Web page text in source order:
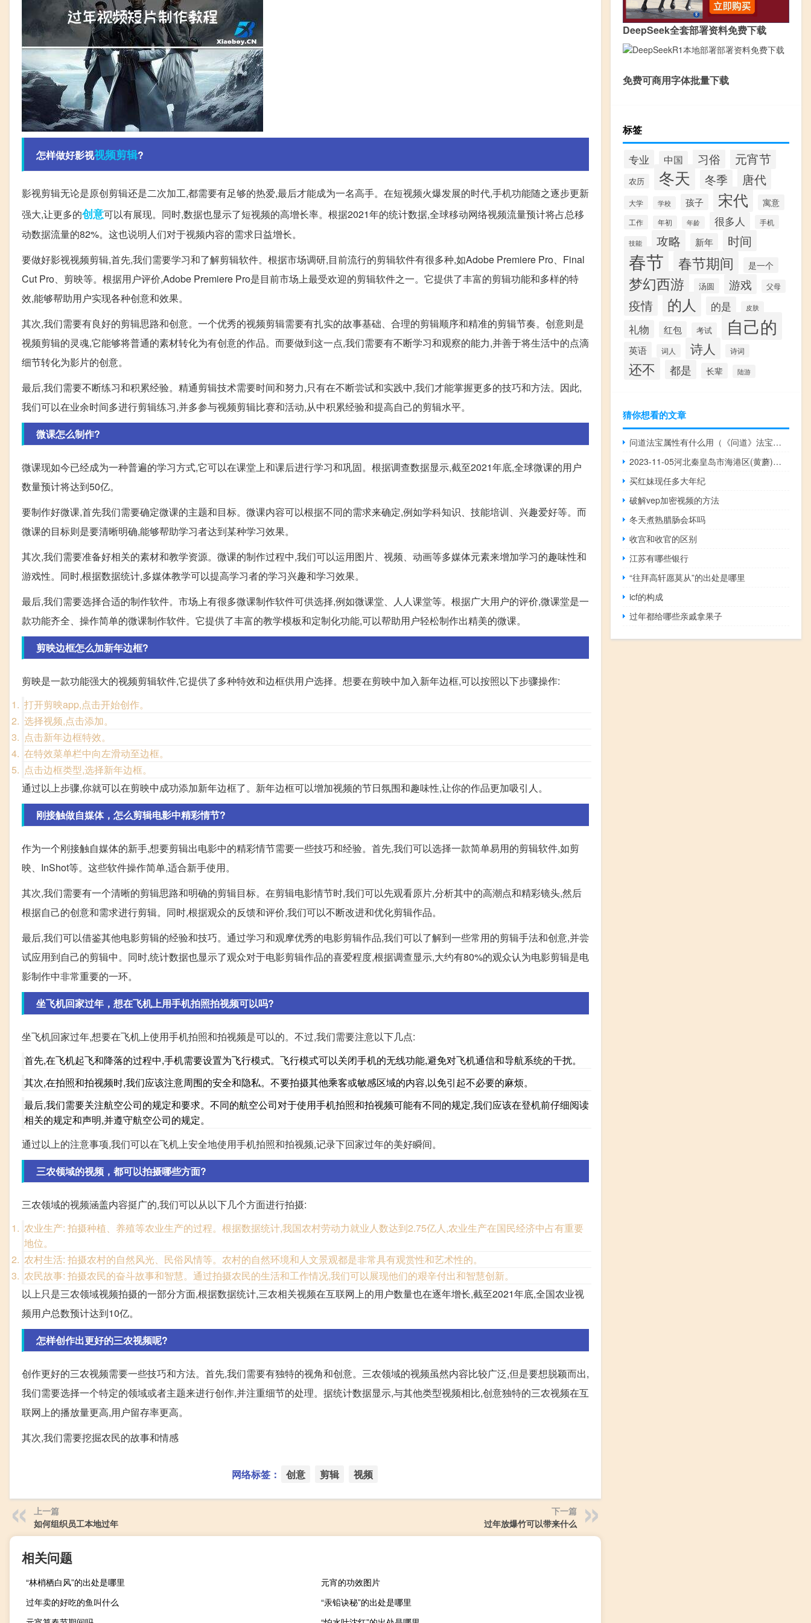
怎样做好影视视频剪辑?
影视剪辑无论是原创剪辑还是二次加工,都需要有足够的热爱,最后才能成为一名高手。在短视频火爆发展的时代,手机功能随之逐步更新
强大,让更多的创意可以有展现。同时,数据也显示了短视频的高增长率。根据2021年的统计数据,全球移动网络视频流量预计将占总移
动数据流量的82%。这也说明人们对于视频内容的需求日益增长。
要做好影视视频剪辑,首先,我们需要学习和了解剪辑软件。根据市场调研,目前流行的剪辑软件有很多种,如Adobe Premiere Pro、Final
Cut Pro、剪映等。根据用户评价,Adobe Premiere Pro是目前市场上最受欢迎的剪辑软件之一。它提供了丰富的剪辑功能和多样的特
效,能够帮助用户实现各种创意和效果。
其次,我们需要有良好的剪辑思路和创意。一个优秀的视频剪辑需要有扎实的故事基础、合理的剪辑顺序和精准的剪辑节奏。创意则是
视频剪辑的灵魂,它能够将普通的素材转化为有创意的作品。而要做到这一点,我们需要有不断学习和观察的能力,并善于将生活中的点滴
细节转化为影片的创意。
最后,我们需要不断练习和积累经验。精通剪辑技术需要时间和努力,只有在不断尝试和实践中,我们才能掌握更多的技巧和方法。因此,
我们可以在业余时间多进行剪辑练习,并多参与视频剪辑比赛和活动,从中积累经验和提高自己的剪辑水平。
微课怎么制作?
微课现如今已经成为一种普遍的学习方式,它可以在课堂上和课后进行学习和巩固。根据调查数据显示,截至2021年底,全球微课的用户
数量预计将达到50亿。
要制作好微课,首先我们需要确定微课的主题和目标。微课内容可以根据不同的需求来确定,例如学科知识、技能培训、兴趣爱好等。而
微课的目标则是要清晰明确,能够帮助学习者达到某种学习效果。
其次,我们需要准备好相关的素材和教学资源。微课的制作过程中,我们可以运用图片、视频、动画等多媒体元素来增加学习的趣味性和
游戏性。同时,根据数据统计,多媒体教学可以提高学习者的学习兴趣和学习效果。
最后,我们需要选择合适的制作软件。市场上有很多微课制作软件可供选择,例如微课堂、人人课堂等。根据广大用户的评价,微课堂是一
款功能齐全、操作简单的微课制作软件。它提供了丰富的教学模板和定制化功能,可以帮助用户轻松制作出精美的微课。
剪映边框怎么加新年边框?
剪映是一款功能强大的视频剪辑软件,它提供了多种特效和边框供用户选择。想要在剪映中加入新年边框,可以按照以下步骤操作:
打开剪映app,点击开始创作。
选择视频,点击添加。
点击新年边框特效。
在特效菜单栏中向左滑动至边框。
点击边框类型,选择新年边框。
通过以上步骤,你就可以在剪映中成功添加新年边框了。新年边框可以增加视频的节日氛围和趣味性,让你的作品更加吸引人。
刚接触做自媒体，怎么剪辑电影中精彩情节?
作为一个刚接触自媒体的新手,想要剪辑出电影中的精彩情节需要一些技巧和经验。首先,我们可以选择一款简单易用的剪辑软件,如剪
映、InShot等。这些软件操作简单,适合新手使用。
其次,我们需要有一个清晰的剪辑思路和明确的剪辑目标。在剪辑电影情节时,我们可以先观看原片,分析其中的高潮点和精彩镜头,然后
根据自己的创意和需求进行剪辑。同时,根据观众的反馈和评价,我们可以不断改进和优化剪辑作品。
最后,我们可以借鉴其他电影剪辑的经验和技巧。通过学习和观摩优秀的电影剪辑作品,我们可以了解到一些常用的剪辑手法和创意,并尝
试应用到自己的剪辑中。同时,统计数据也显示了观众对于电影剪辑作品的喜爱程度,根据调查显示,大约有80%的观众认为电影剪辑是电
影制作中非常重要的一环。
坐飞机回家过年，想在飞机上用手机拍照拍视频可以吗?
坐飞机回家过年,想要在飞机上使用手机拍照和拍视频是可以的。不过,我们需要注意以下几点:
首先,在飞机起飞和降落的过程中,手机需要设置为飞行模式。飞行模式可以关闭手机的无线功能,避免对飞机通信和导航系统的干扰。
其次,在拍照和拍视频时,我们应该注意周围的安全和隐私。不要拍摄其他乘客或敏感区域的内容,以免引起不必要的麻烦。
最后,我们需要关注航空公司的规定和要求。不同的航空公司对于使用手机拍照和拍视频可能有不同的规定,我们应该在登机前仔细阅读
相关的规定和声明,并遵守航空公司的规定。
通过以上的注意事项,我们可以在飞机上安全地使用手机拍照和拍视频,记录下回家过年的美好瞬间。
三农领域的视频，都可以拍摄哪些方面?
三农领域的视频涵盖内容挺广的,我们可以从以下几个方面进行拍摄:
农业生产: 拍摄种植、养殖等农业生产的过程。根据数据统计,我国农村劳动力就业人数达到2.75亿人,农业生产在国民经济中占有重要
地位。
农村生活: 拍摄农村的自然风光、民俗风情等。农村的自然环境和人文景观都是非常具有观赏性和艺术性的。
农民故事: 拍摄农民的奋斗故事和智慧。通过拍摄农民的生活和工作情况,我们可以展现他们的艰辛付出和智慧创新。
以上只是三农领域视频拍摄的一部分方面,根据数据统计,三农相关视频在互联网上的用户数量也在逐年增长,截至2021年底,全国农业视
频用户总数预计达到10亿。
怎样创作出更好的三农视频呢?
创作更好的三农视频需要一些技巧和方法。首先,我们需要有独特的视角和创意。三农领域的视频虽然内容比较广泛,但是要想脱颖而出,
我们需要选择一个特定的领域或者主题来进行创作,并注重细节的处理。据统计数据显示,与其他类型视频相比,创意独特的三农视频在互
联网上的播放量更高,用户留存率更高。
其次,我们需要挖掘农民的故事和情感
网络标签： 创意 剪辑 视频
上一篇
如何组织员工本地过年
下一篇
过年放爆竹可以带来什么
相关问题
“林梢栖白风”的出处是哪里
元宵的功效图片
过年卖的好吃的鱼叫什么
“汞铅诀秘”的出处是哪里
DeepSeek全套部署资料免费下载
免费可商用字体批量下载
标签
专业 中国 习俗 元宵节
农历 冬天 冬季 唐代
大学 学校 孩子 宋代 寓意
工作 年初 年龄 很多人 手机
技能 攻略 新年 时间
春节 春节期间 是一个
梦幻西游 汤圆 游戏 父母
疫情 的人 的是 皮肤
礼物 红包 考试 自己的
英语 词人 诗人 诗词
还不 都是 长辈 陆游
猜你想看的文章
问道法宝属性有什么用（《问道》法宝属性）
2023-11-05河北秦皇岛市海港区(黄蘑)的报价是多少
买红妹现任多大年纪
破解vep加密视频的方法
冬天煮熟腊肠会坏吗
收宫和收官的区别
江苏有哪些银行
“往拜高轩愿莫从”的出处是哪里
icf的构成
过年都给哪些亲戚拿果子